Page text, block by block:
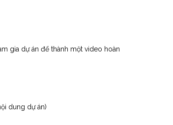
gia dự án để thành một video hoàn
dung dự án)